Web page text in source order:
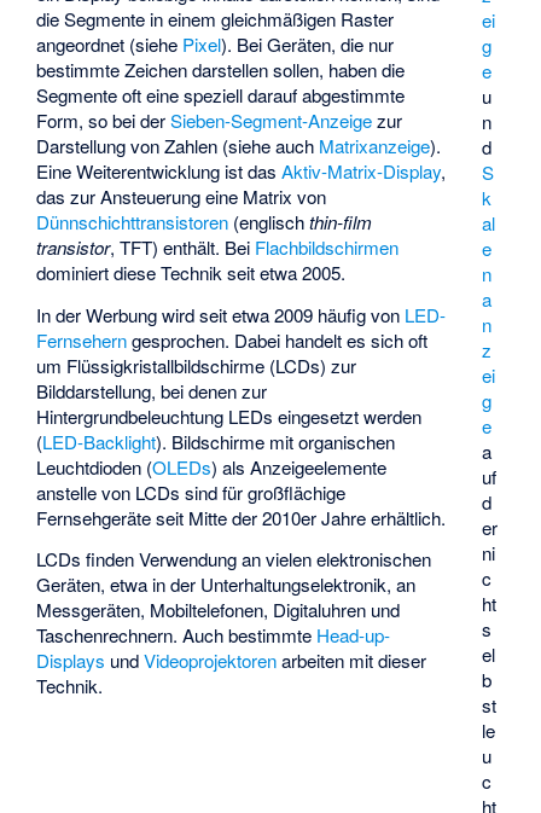
ei
g
e
u
n
d
S
k
al
e
n
a
n
z
ei
g
e
a
uf
d
er
ni
c
ht
s
el
b
st
le
u
c
ht
die Segmente in einem gleichmäßigen Raster
angeordnet (siehe Pixel). Bei Geräten, die nur
bestimmte Zeichen darstellen sollen, haben die
Segmente oft eine speziell darauf abgestimmte
Form, so bei derSieben-Segment-Anzeigezur
Darstellung von Zahlen (siehe auch Matrixanzeige).
Eine Weiterentwicklung ist dasAktiv-Matrix-Display,
das zur Ansteuerung eine Matrix von
Dünnschichttransistoren (englischthin-film
transistor, TFT) enthält. Bei Flachbildschirmen
dominiert diese Technik seit etwa 2005.
In der Werbung wird seit etwa 2009 häufig von LED-
Fernseherngesprochen. Dabei handelt es sich oft
um Flüssigkristallbildschirme (LCDs) zur
Bilddarstellung, bei denen zur
Hintergrundbeleuchtung LEDs eingesetzt werden
(LED-Backlight). Bildschirme mit organischen
Leuchtdioden (OLEDs) als Anzeigeelemente
anstelle von LCDs sind für großflächige
Fernsehgeräte seit Mitte der 2010er Jahre erhältlich.
LCDs finden Verwendung an vielen elektronischen
Geräten, etwa in der Unterhaltungselektronik, an
Messgeräten, Mobiltelefonen, Digitaluhren und
Taschenrechnern. Auch bestimmte Head-up-
Displays undVideoprojektorenarbeiten mit dieser
Technik.